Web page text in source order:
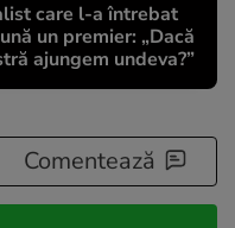
care l-a întrebat
un premier: „Dacă
ajungem undeva?”
Comentează